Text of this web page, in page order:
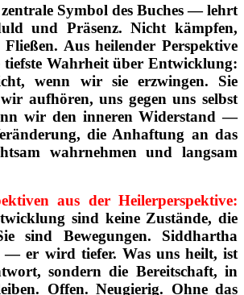
Symbol des Buches — lehrt
und Präsenz. Nicht kämpfen,
Aus heilender Perspektive
tiefste Wahrheit über Entwicklung:
wenn wir sie erzwingen. Sie
aufhören, uns gegen uns selbst
wir den inneren Widerstand —
die Anhaftung an das
wahrnehmen und langsam
aus der Heilerperspektive:
sind keine Zustände, die
sind Bewegungen. Siddhartha
er wird tiefer. Was uns heilt, ist
sondern die Bereitschaft, in
Offen. Neugierig. Ohne das